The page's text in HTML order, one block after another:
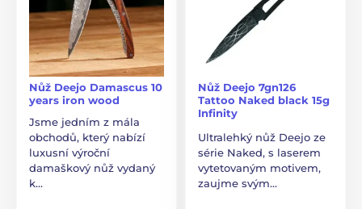
Nůž Deejo Damascus 10
years iron wood
Jsme jedním z mála
obchodů, který nabízí
luxusní výroční
damaškový nůž vydaný
k…
Nůž Deejo 7gn126
Tattoo Naked black 15g
Infinity
Ultralehký nůž Deejo ze
série Naked, s laserem
vytetovaným motivem,
zaujme svým…